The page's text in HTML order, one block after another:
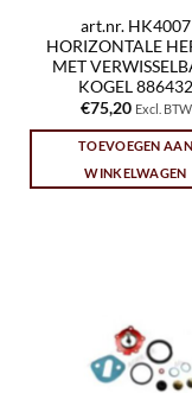
art.nr. HK4007
HORIZONTALE
MET
KOGEL 886432
€75,20 Excl. BTW
TOEVOEGEN AAN
WINKELWAGEN